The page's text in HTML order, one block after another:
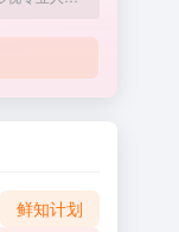
鲜知计划